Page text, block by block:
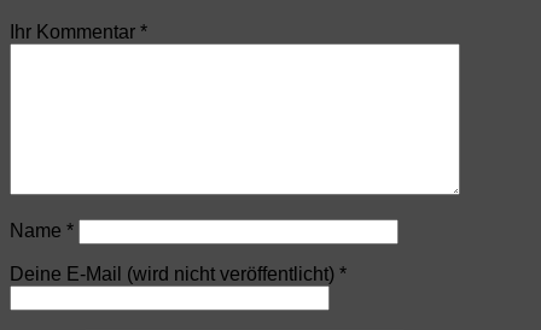
Ihr Kommentar *
Name *
Deine E-Mail (wird nicht veröffentlicht) *